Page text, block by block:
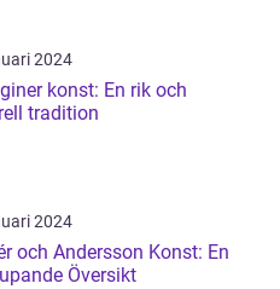
2024
konst: En rik och
tradition
2024
och Andersson Konst: En
Översikt